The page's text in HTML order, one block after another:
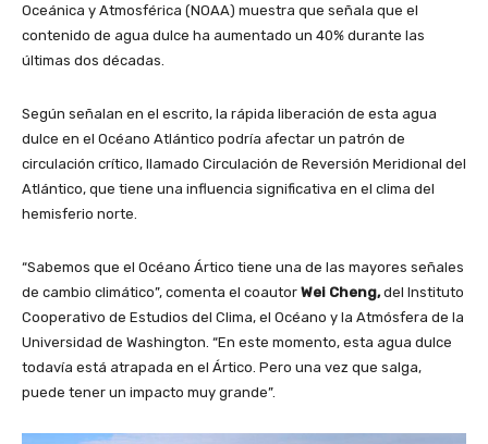
Oceánica y Atmosférica (NOAA) muestra que señala que el
contenido de agua dulce ha aumentado un 40% durante las
últimas dos décadas.
Según señalan en el escrito, la rápida liberación de esta agua
dulce en el Océano Atlántico podría afectar un patrón de
circulación crítico, llamado Circulación de Reversión Meridional del
Atlántico, que tiene una influencia significativa en el clima del
hemisferio norte.
“Sabemos que el Océano Ártico tiene una de las mayores señales
de cambio climático”, comenta el coautor Wei Cheng,del Instituto
Cooperativo de Estudios del Clima, el Océano y la Atmósfera de la
Universidad de Washington. “En este momento, esta agua dulce
todavía está atrapada en el Ártico. Pero una vez que salga,
puede tener un impacto muy grande”.